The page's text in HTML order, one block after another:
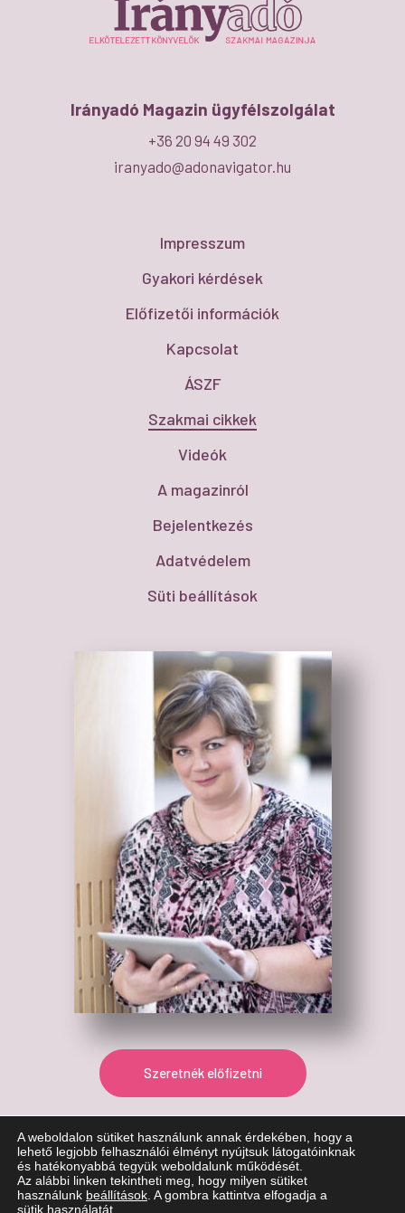
Irányadó Magazin ügyfélszolgálat
+36 20 94 49 302
iranyado@adonavigator.hu
Impresszum
Gyakori kérdések
Előfizetői információk
Kapcsolat
ÁSZF
Szakmai cikkek
Videók
A magazinról
Bejelentkezés
Adatvédelem
Süti beállítások
Szeretnék előfizetni
© Copyright 2026. Adónavigátor Kft. Minden jog fenntartva!
A weboldalon sütiket használunk annak érdekében, hogy a
lehető legjobb felhasználói élményt nyújtsuk látogatóinknak
és hatékonyabbá tegyük weboldalunk működését.
Az alábbi linken tekintheti meg, hogy milyen sütiket
használunk beállítások . A gombra kattintva elfogadja a
sütik használatát.